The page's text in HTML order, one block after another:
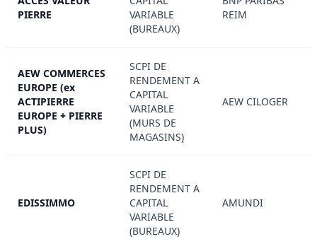
PIERRE
VARIABLE
(BUREAUX)
REIM
AEW COMMERCES
EUROPE (ex
ACTIPIERRE
EUROPE + PIERRE
PLUS)
SCPI DE
RENDEMENT A
CAPITAL
VARIABLE
(MURS DE
MAGASINS)
AEW CILOGER
EDISSIMMO
SCPI DE
RENDEMENT A
CAPITAL
VARIABLE
(BUREAUX)
AMUNDI